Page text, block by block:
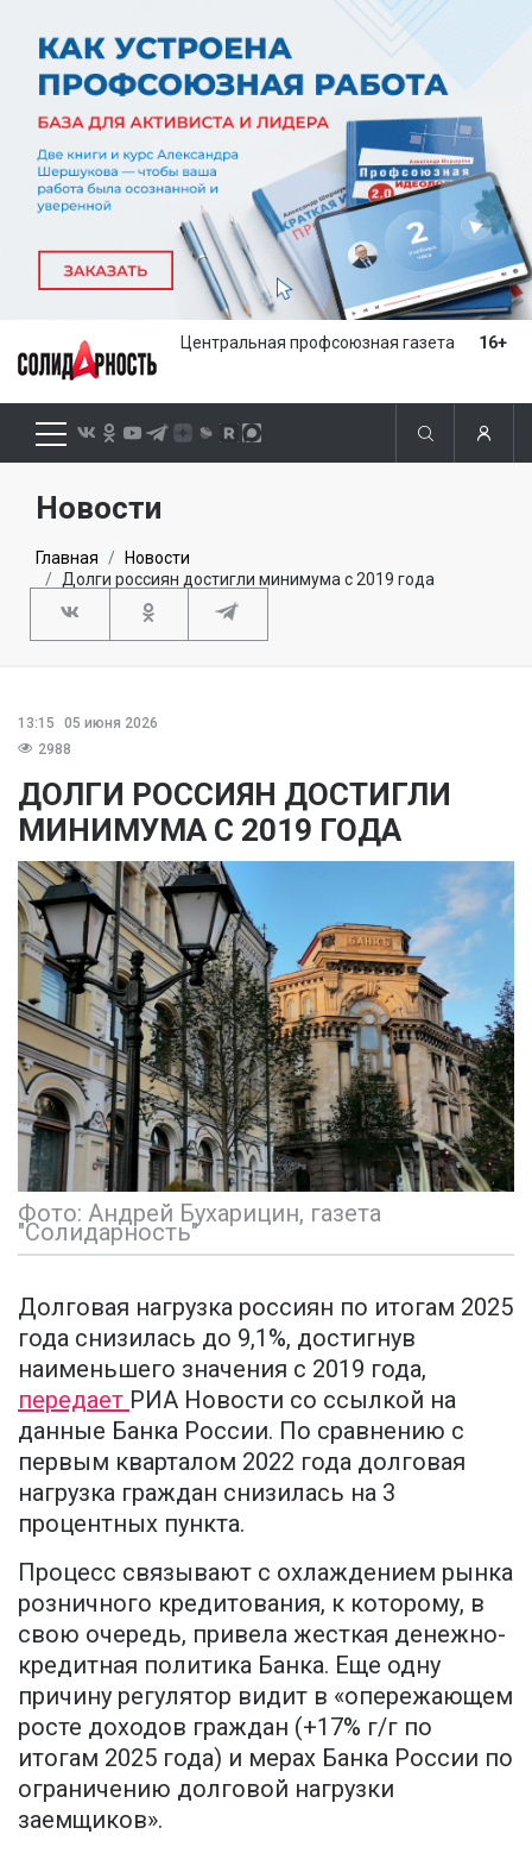
Центральная профсоюзная газета 16+
Новости
Главная
Новости
Долги россиян достигли минимума с 2019 года
13:15
05 июня 2026
2988
ДОЛГИ РОССИЯН ДОСТИГЛИ
МИНИМУМА С 2019 ГОДА
Фото: Андрей Бухарицин, газета
"Солидарность"
Долговая нагрузка россиян по итогам 2025
года снизилась до 9,1%, достигнув
наименьшего значения с 2019 года,
передает РИА Новости со ссылкой на
данные Банка России. По сравнению с
первым кварталом 2022 года долговая
нагрузка граждан снизилась на 3
процентных пункта.
Процесс связывают с охлаждением рынка
розничного кредитования, к которому, в
свою очередь, привела жесткая денежно-
кредитная политика Банка. Еще одну
причину регулятор видит в «опережающем
росте доходов граждан (+17% г/г по
итогам 2025 года) и мерах Банка России по
ограничению долговой нагрузки
заемщиков».